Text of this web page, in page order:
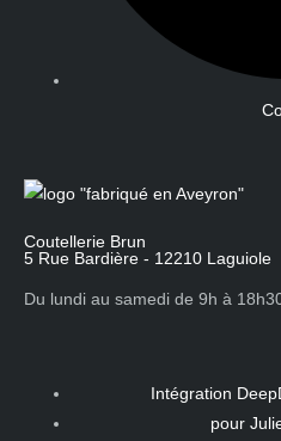
Coutellerie Brun
5 Rue Bardière - 12210 Laguiole
Du lundi au samedi de 9h à
Intégration
pour